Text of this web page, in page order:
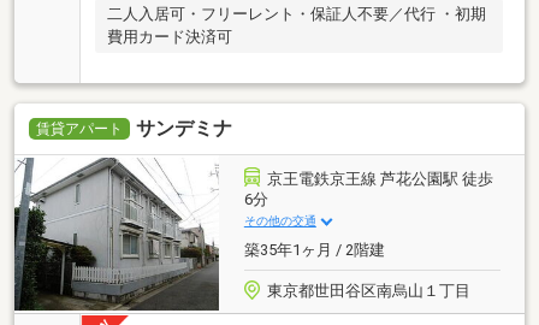
二人入居可・フリーレント・保証人不要／代行 ・初期
費用カード決済可
賃貸アパート サンデミナ
京王電鉄京王線 芦花公園駅 徒歩
6分
その他の交通
築35年1ヶ月 / 2階建
東京都世田谷区南烏山１丁目